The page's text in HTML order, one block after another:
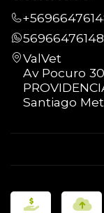
56966476148
ValVet
Av Pocuro
Santiago